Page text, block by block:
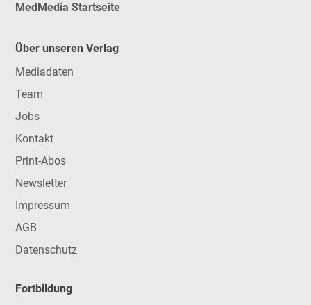
MedMedia Startseite
Über unseren Verlag
Mediadaten
Team
Jobs
Kontakt
Print-Abos
Newsletter
Impressum
AGB
Datenschutz
Fortbildung